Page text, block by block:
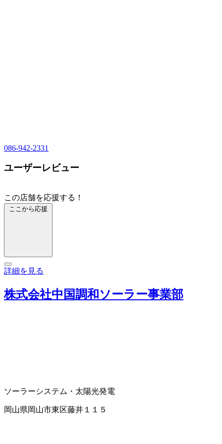
086-942-2331
ユーザーレビュー
この店舗を応援する！
ここから応援
詳細を見る
株式会社中国調和ソーラー事業部
ソーラーシステム・太陽光発電
岡山県岡山市東区藤井１１５